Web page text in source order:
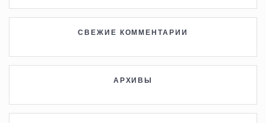
СВЕЖИЕ КОММЕНТАРИИ
АРХИВЫ